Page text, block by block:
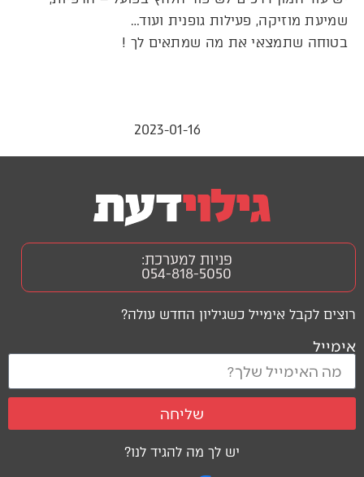
שמיעת מוזיקה, פעילות גופנית ועוד…
בטוחה שתמצאי את מה שמתאים לך !
2023-01-16
יש לך מה להגיד לנו?
רוצים לקבל אימייל כשגיליון החדש עולה?
אימייל
שליחה
פניות למערכת:
054-818-5050